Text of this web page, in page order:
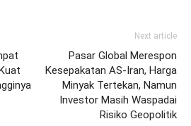
Next article
Pasar Global Merespon
Kesepakatan AS-Iran, Harga
Minyak Tertekan, Namun
Investor Masih Waspadai
Risiko Geopolitik